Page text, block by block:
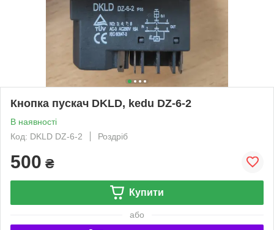
Кнопка пускач DKLD, kedu DZ-6-2
В наявності
Код: DKLD DZ-6-2
Роздріб
500 ₴
Купити
або